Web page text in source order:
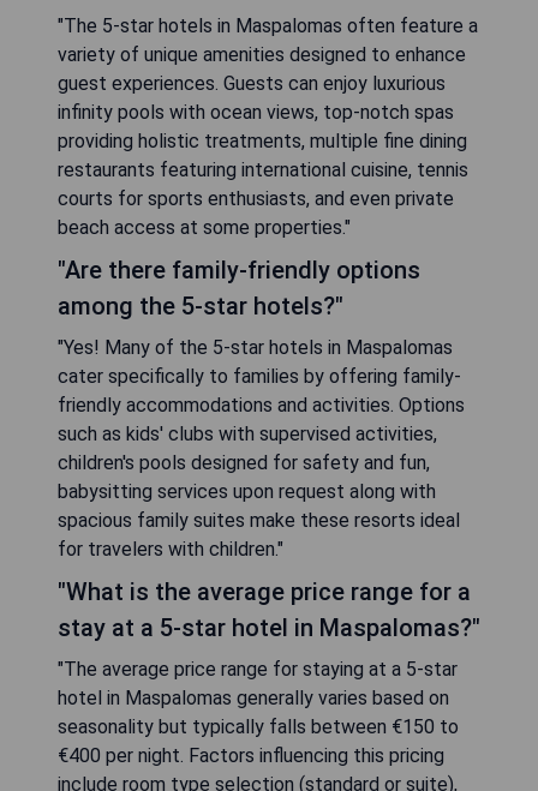
"The 5-star hotels in Maspalomas often feature a
variety of unique amenities designed to enhance
guest experiences. Guests can enjoy luxurious
infinity pools with ocean views, top-notch spas
providing holistic treatments, multiple fine dining
restaurants featuring international cuisine, tennis
courts for sports enthusiasts, and even private
beach access at some properties."
"Are there family-friendly options
among the 5-star hotels?"
"Yes! Many of the 5-star hotels in Maspalomas
cater specifically to families by offering family-
friendly accommodations and activities. Options
such as kids' clubs with supervised activities,
children's pools designed for safety and fun,
babysitting services upon request along with
spacious family suites make these resorts ideal
for travelers with children."
"What is the average price range for a
stay at a 5-star hotel in Maspalomas?"
"The average price range for staying at a 5-star
hotel in Maspalomas generally varies based on
seasonality but typically falls between €150 to
€400 per night. Factors influencing this pricing
include room type selection (standard or suite),